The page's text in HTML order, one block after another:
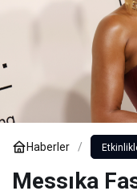
Haberler
Messıka